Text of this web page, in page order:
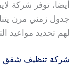
أيضا، توفر شركة
جدول زمني مرن
لهم تحديد مواعيد
شركة تنظيف شقق